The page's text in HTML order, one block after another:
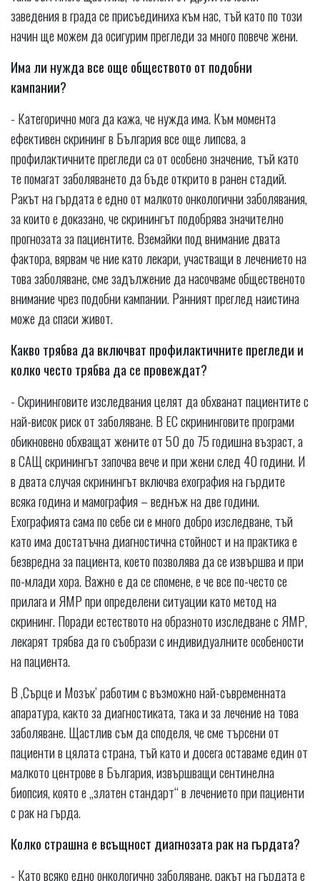
заведения в града се присъединиха към нас, тъй като по този
начин ще можем да осигурим прегледи за много повече жени.
Има ли нужда все още обществото от подобни
кампании?
- Категорично мога да кажа, че нужда има. Към момента
ефективен скрининг в България все още липсва, а
профилактичните прегледи са от особено значение, тъй като
те помагат заболяването да бъде открито в ранен стадий.
Ракът на гърдата е едно от малкото онкологични заболявания,
за които е доказано, че скринингът подобрява значително
прогнозата за пациентите. Вземайки под внимание двата
фактора, вярвам че ние като лекари, участващи в лечението на
това заболяване, сме задължение да насочваме общественото
внимание чрез подобни кампании. Ранният преглед наистина
може да спаси живот.
Какво трябва да включват профилактичните прегледи и
колко често трябва да се провеждат?
- Скрининговите изследвания целят да обхванат пациентите с
най-висок риск от заболяване. В ЕС скрининговите програми
обикновено обхващат жените от 50 до 75 годишна възраст, а
в САЩ скринингът започва вече и при жени след 40 години. И
в двата случая скринингът включва ехография на гърдите
всяка година и мамография – веднъж на две години.
Ехографията сама по себе си е много добро изследване, тъй
като има достатъчна диагностична стойност и на практика е
безвредна за пациента, което позволява да се извършва и при
по-млади хора. Важно е да се спомене, е че все по-често се
прилага и ЯМР при определени ситуации като метод на
скрининг. Поради естеството на образното изследване с ЯМР,
лекарят трябва да го съобрази с индивидуалните особености
на пациента.
В ,Сърце и Мозък’ работим с възможно най-съвременната
апаратура, както за диагностиката, така и за лечение на това
заболяване. Щастлив съм да споделя, че сме търсени от
пациенти в цялата страна, тъй като и досега оставаме един от
малкото центрове в България, извършващи сентинелна
биопсия, която е „златен стандарт“ в лечението при пациенти
с рак на гърда.
Колко страшна е всъщност диагнозата рак на гърдата?
- Като всяко едно онкологично заболяване, ракът на гърдата е